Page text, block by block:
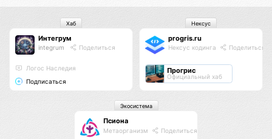
Интегрум
integrum Поделиться
Логос Наследия
Подписаться
Хаб
progris.ru
Нексус кодинга Поделиться
Прогрис
Официальный хаб
Нексус
Псиона
Метаорганизм Поделиться
Экосистема